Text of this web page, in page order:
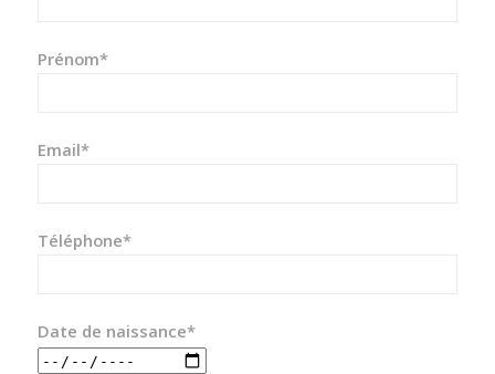
Prénom*
Email*
Téléphone*
Date de naissance*